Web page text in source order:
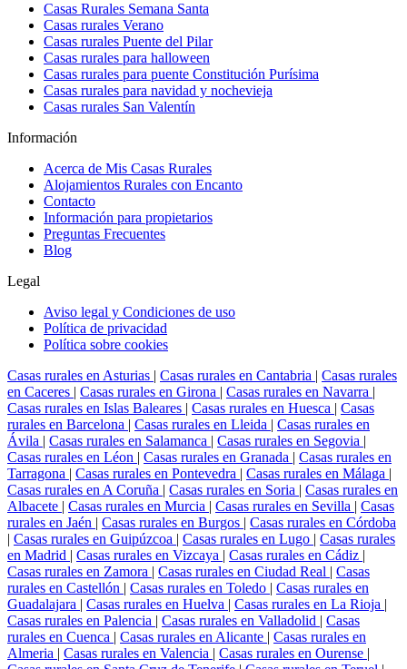
Casas Rurales Semana Santa
Casas rurales Verano
Casas rurales Puente del Pilar
Casas rurales para halloween
Casas rurales para puente Constitución Purísima
Casas rurales para navidad y nochevieja
Casas rurales San Valentín
Información
Acerca de Mis Casas Rurales
Alojamientos Rurales con Encanto
Contacto
Información para propietarios
Preguntas Frecuentes
Blog
Legal
Aviso legal y Condiciones de uso
Política de privacidad
Política sobre cookies
Casas rurales en Asturias | Casas rurales en Cantabria | Casas rurales
en Caceres | Casas rurales en Girona | Casas rurales en Navarra |
Casas rurales en Islas Baleares | Casas rurales en Huesca | Casas
rurales en Barcelona | Casas rurales en Lleida | Casas rurales en
Ávila | Casas rurales en Salamanca | Casas rurales en Segovia |
Casas rurales en Léon | Casas rurales en Granada | Casas rurales en
Tarragona | Casas rurales en Pontevedra | Casas rurales en Málaga |
Casas rurales en A Coruña | Casas rurales en Soria | Casas rurales en
Albacete | Casas rurales en Murcia | Casas rurales en Sevilla | Casas
rurales en Jaén | Casas rurales en Burgos | Casas rurales en Córdoba
| Casas rurales en Guipúzcoa | Casas rurales en Lugo | Casas rurales
en Madrid | Casas rurales en Vizcaya | Casas rurales en Cádiz |
Casas rurales en Zamora | Casas rurales en Ciudad Real | Casas
rurales en Castellón | Casas rurales en Toledo | Casas rurales en
Guadalajara | Casas rurales en Huelva | Casas rurales en La Rioja |
Casas rurales en Palencia | Casas rurales en Valladolid | Casas
rurales en Cuenca | Casas rurales en Alicante | Casas rurales en
Almeria | Casas rurales en Valencia | Casas rurales en Ourense |